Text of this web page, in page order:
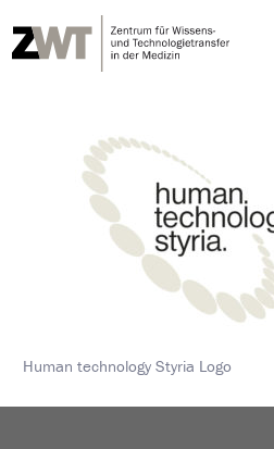
Human technology Styria Logo